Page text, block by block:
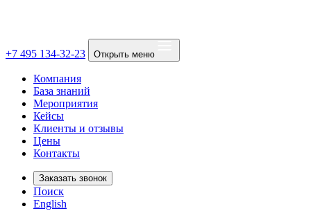
+7 495 134-32-23 Открыть меню
Компания
База знаний
Мероприятия
Кейсы
Клиенты и отзывы
Цены
Контакты
Заказать звонок
Поиск
English